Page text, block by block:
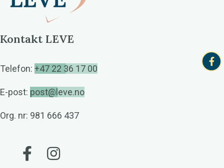
Kontakt LEVE
Telefon: +47 22 36 17 00
E-post: post@leve.no
Org. nr: 981 666 437
Gå til vår Facebook
Gå til vår Instagram